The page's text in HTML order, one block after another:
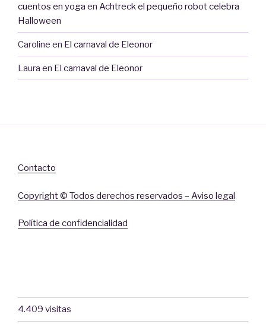
cuentos en yoga en Achtreck el pequeño robot celebra
Halloween
Caroline en El carnaval de Eleonor
Laura en El carnaval de Eleonor
Contacto
Copyright © Todos derechos reservados – Aviso legal
Política de confidencialidad
4.409 visitas